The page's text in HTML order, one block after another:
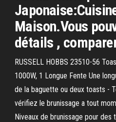
Maison.Vous
détails ,
RUSSELL HOBBS 23510-56
1000W, 1 Longue Fente Une
de la baguette ou deux toasts -
vérifiez le brunissage a tout
Niveaux de brunissage pour